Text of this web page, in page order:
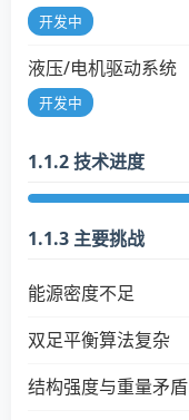
开发中
液压/电机驱动系统
开发中
1.1.2 技术进度
1.1.3 主要挑战
能源密度不足
双足平衡算法复杂
结构强度与重量矛盾